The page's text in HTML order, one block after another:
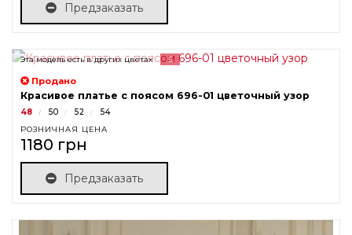
Предзаказать
Эта модель есть в других цветах 5
Продано
Красивое платье с поясом 696-01 цветочный узор
48 50 52 54
РОЗНИЧНАЯ ЦЕНА
1180 грн
Предзаказать